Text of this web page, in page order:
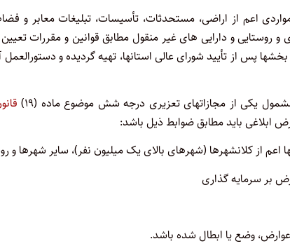
اعم از اراضی، مستحدثات، تأسیسات، تبلیغات معابر و
و دارایی های غیر منقول مطابق قوانین و مقررات
پس از تأیید شورای عالی استانها، تهیه گردیده و دستورالعمل
یکی از مجازاتهای تعزیری درجه شش موضوع ماده (۱۹)